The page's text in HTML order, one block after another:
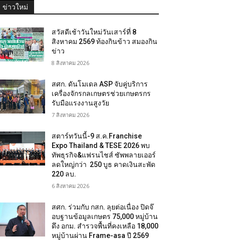
ข่าวใหม่
สวัสดีเช้าวันใหม่วันเสาร์ที่ 8
สิงหาคม 2569 ท้องกินข้าว สมองกิน
ข่าว
8 สิงหาคม 2026
สศก. ดันโมเดล ASP จับคู่บริการ
เครื่องจักรกลเกษตรช่วยเกษตรกร
รับมือแรงงานสูงวัย
7 สิงหาคม 2026
สตาร์ทวันนี้-9 ส.ค.Franchise
Expo Thailand & TESE 2026 พบ
ทัพธุรกิจ&แฟรนไชส์ ซัพพลายเออร์
ลดใหญ่กว่า 250 บูธ คาดเงินสะพัด
220 ลบ.
6 สิงหาคม 2026
สศก. ร่วมกับ กสก. ลุยต่อเนื่อง ปิดจ๊
อบฐานข้อมูลเกษตร 75,000 หมู่บ้าน
ดึง อกม. สำรวจพื้นที่คงเหลือ 18,000
หมู่บ้านผ่าน Frame-asa ปี 2569